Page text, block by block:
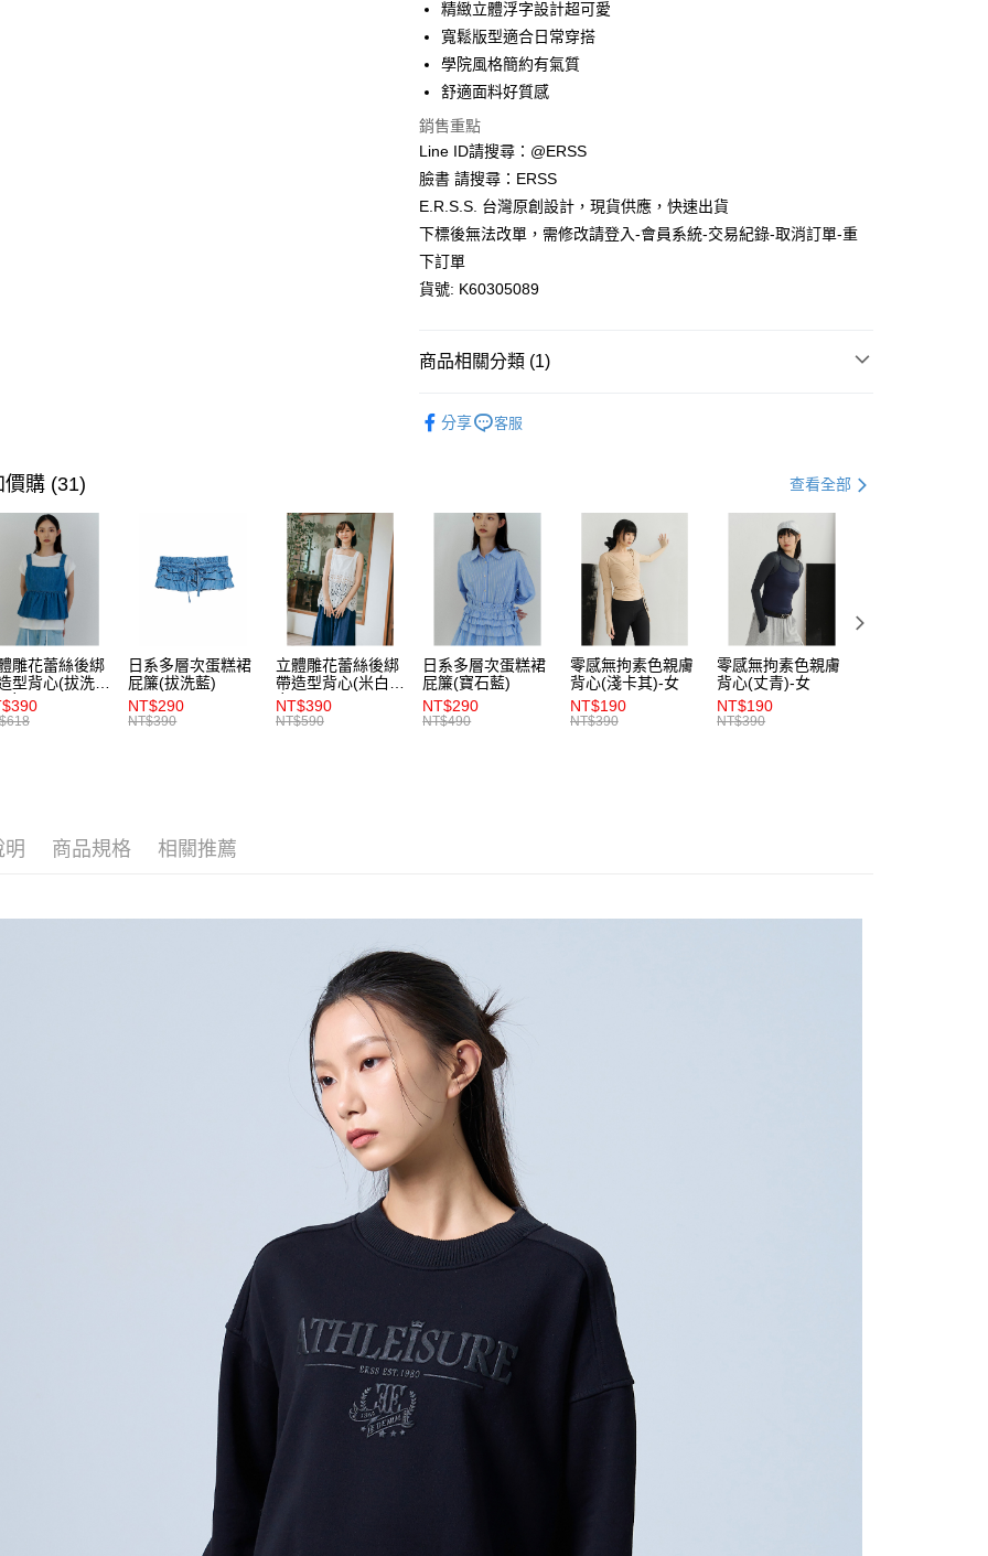
Apple Pay
街口支付
悠遊付
相關說明
【關於「AFTEE先享後付」】
AFTEE先享後付是「在收到商品之後才付款」的支付方式。 讓您購物簡單
便利好安心！
１．簡單：不需註冊會員、不需綁卡、不需儲值。
２．便利：只要手機號碼，簡訊認證，即可結帳。
【「AFTEE先享後付」結帳流程】
１．於結帳方式選擇「AFTEE先享後付」後，將跳轉至「AFTEE先享後
２．訂單成立數日內，您將收到繳費通知簡訊。
３．收到繳費通知簡訊後14天內，點擊此簡訊中的連結，可透過四大超商
絡購買商品的店家。未經商家同意取消之訂單仍視為有效，需透過AFTEE
先享後付繳納相關費用。
※ 交易是否成功請以「AFTEE先享後付 」之結帳頁面顯示為準，若有關於
是否繳費成功／繳費後需取消欲退款等相關疑問，請聯繫「AFTEE先享後
付客戶支援中心」
https://netprotections.freshdesk.com/support/home
【注意事項】
１．透過由恩沛科技股份有限公司提供之「AFTEE先享後付」服務完成之
交易，需依本服務之必要範圍內提供個人資料，並將交易相關給付款項請
求債權轉讓予恩沛科技股份有限公司。
２．關於個人資料處理事宜，請瀏覽以下網址：
https://aftee.tw/terms/#terms3
３．未成年的使用者請事先徵得法定代理人或監護人之同意方可使用
ATM付款
運送方式
每筆NT$80，滿NT$1,200(含以上)免運費
付款後全家取貨
每筆NT$80，滿NT$1,200(含以上)免運費
付款後萊爾富取貨
每筆NT$80，滿NT$1,200(含以上)免運費
7-11取貨付款
每筆NT$80，滿NT$1,200(含以上)免運費
付款後7-11取貨
每筆NT$80，滿NT$1,200(含以上)免運費
精緻立體浮字設計超可愛
寬鬆版型適合日常穿搭
學院風格簡約有氣質
舒適面料好質感
銷售重點
Line ID請搜尋：@ERSS
臉書 請搜尋：ERSS
E.R.S.S. 台灣原創設計，現貨供應，快速出貨
下標後無法改單，需修改請登入-會員系統-交易紀錄-取消訂單-重
下訂單
貨號: K60305089
商品相關分類 (1)
分享
客服
價購 (31) 查看全部
雕花蕾絲後綁
型背心(拔洗
女
日系多層次蛋糕裙
屁簾(拔洗藍)
NT$290
NT$390
立體雕花蕾絲後綁
帶造型背心(米白)-
女
NT$390
NT$590
日系多層次蛋糕裙
屁簾(寶石藍)
NT$290
NT$490
零感無拘素色親膚
背心(淺卡其)-女
NT$190
NT$390
零感無拘素色親膚
背心(丈青)-女
NT$190
NT$390
明 商品規格 相關推薦